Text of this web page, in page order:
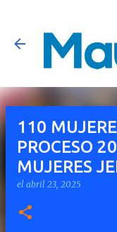
Ir
110
PROCESO
MUJERES
el abril 23, 2025